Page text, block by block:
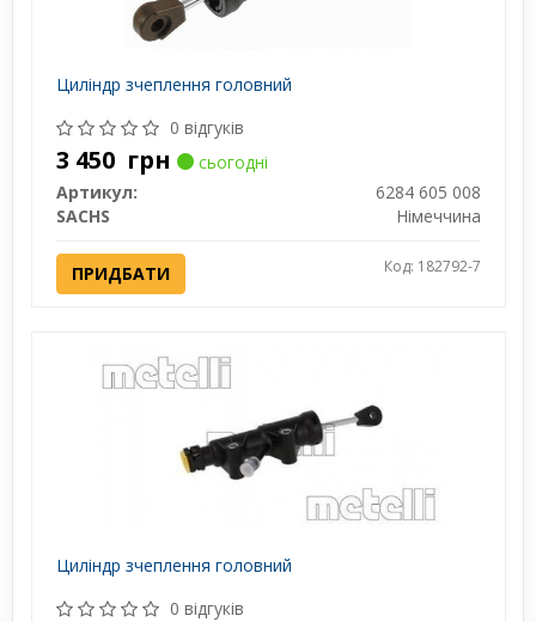
Циліндр зчеплення головний
0 відгуків
3 450 грн
сьогодні
Артикул:
6284 605 008
SACHS
Німеччина
ПРИДБАТИ Код: 182792-7
Циліндр зчеплення головний
0 відгуків